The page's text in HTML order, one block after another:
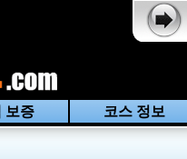
보증 코스 정보